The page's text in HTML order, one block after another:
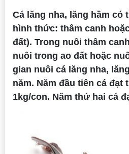
Cá lăng nha, lăng hầm có
hình thức: thâm canh
đất). Trong nuôi thâm
nuôi trong ao đất hoặc
gian nuôi cá lăng nha,
năm. Năm đầu tiên cá đạt
1kg/con. Năm thứ hai cá